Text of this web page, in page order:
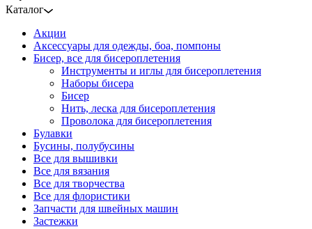
Каталог
Акции
Аксессуары для одежды, боа, помпоны
Бисер, все для бисероплетения
Инструменты и иглы для бисероплетения
Наборы бисера
Бисер
Нить, леска для бисероплетения
Проволока для бисероплетения
Булавки
Бусины, полубусины
Все для вышивки
Все для вязания
Все для творчества
Все для флористики
Запчасти для швейных машин
Застежки